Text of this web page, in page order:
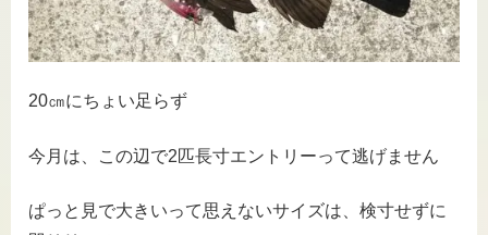
20㎝にちょい足らず
今月は、この辺で2匹長寸エントリーって逃げません
ぱっと見で大きいって思えないサイズは、検寸せずに